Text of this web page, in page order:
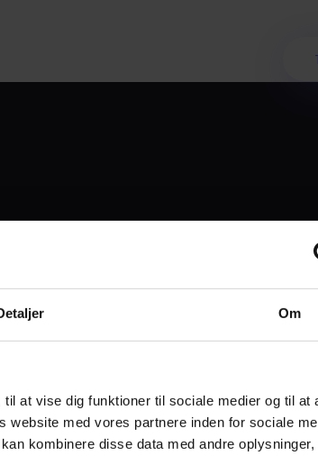
Om
at vise dig funktioner til sociale medier og til at
med vores partnere inden for sociale
kombinere disse data med andre